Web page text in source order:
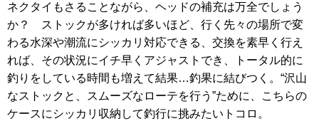
ネクタイもさることながら、ヘッドの補充は万全でしょう
か？ ストックが多ければ多いほど、行く先々の場所で変
わる水深や潮流にシッカリ対応できる、交換を素早く行え
れば、その状況にイチ早くアジャストでき、トータル的に
釣りをしている時間も増えて結果…釣果に結びつく。“沢山
なストックと、スムーズなローテを行う”ために、こちらの
ケースにシッカリ収納して釣行に挑みたいトコロ。